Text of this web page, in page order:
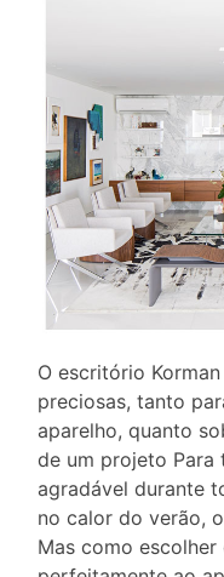
O escritório
preciosas, tanto
aparelho, quanto
de um projeto Para
agradável durante
no calor do verão,
Mas como